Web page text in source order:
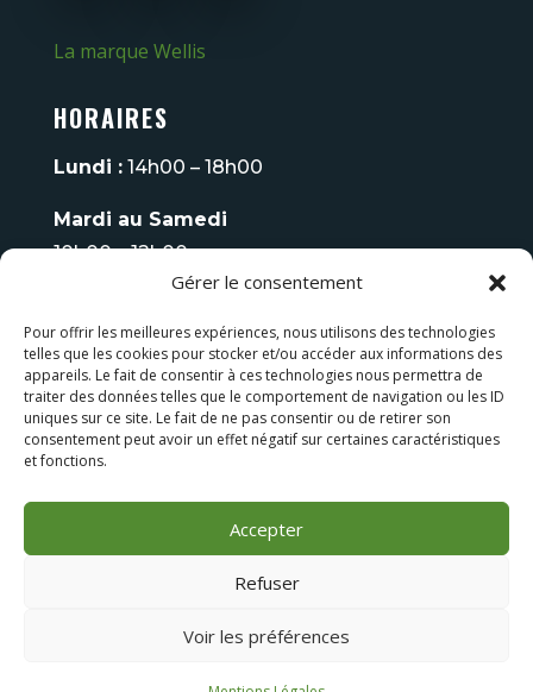
Gérer le consentement
Pour offrir les meilleures expériences, nous utilisons des technologies
telles que les cookies pour stocker et/ou accéder aux informations des
appareils. Le fait de consentir à ces technologies nous permettra de
traiter des données telles que le comportement de navigation ou les ID
uniques sur ce site. Le fait de ne pas consentir ou de retirer son
consentement peut avoir un effet négatif sur certaines caractéristiques
et fonctions.
Accepter
Refuser
Voir les préférences
La marque Wellis
HORAIRES
Lundi :14h00 – 18h00
Mardi au Samedi
10h00 – 12h00
14h00 – 18h00
Fermé le Dimanche
Tel : 06 08 93 70 75
LES FAUTEUILS DE MASSAGE
LES BAINS NORDIQUES
| Tous droits réservés ‘Temple
Mentions Légales |CGV